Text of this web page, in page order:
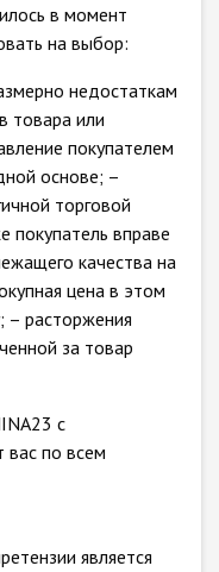
в момент
на выбор:
недостаткам
товара или
покупателем
основе; –
торговой
покупатель вправе
качества на
цена в этом
– расторжения
за товар
с
вас по всем
является